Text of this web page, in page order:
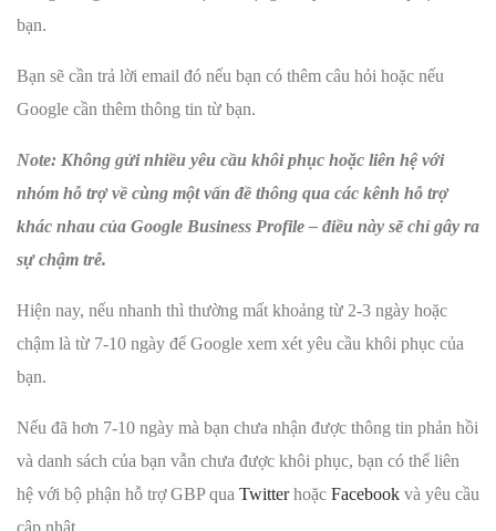
bạn.
Bạn sẽ cần trả lời email đó nếu bạn có thêm câu hỏi hoặc nếu
Google cần thêm thông tin từ bạn.
Note: Không gửi nhiều yêu cầu khôi phục hoặc liên hệ với
nhóm hỗ trợ về cùng một vấn đề thông qua các kênh hỗ trợ
khác nhau của Google Business Profile – điều này sẽ chỉ gây ra
sự chậm trễ.
Hiện nay, nếu nhanh thì thường mất khoảng từ 2-3 ngày hoặc
chậm là từ 7-10 ngày để Google xem xét yêu cầu khôi phục của
bạn.
Nếu đã hơn 7-10 ngày mà bạn chưa nhận được thông tin phản hồi
và danh sách của bạn vẫn chưa được khôi phục, bạn có thể liên
hệ với bộ phận hỗ trợ GBP qua Twitterhoặc Facebook và yêu cầu